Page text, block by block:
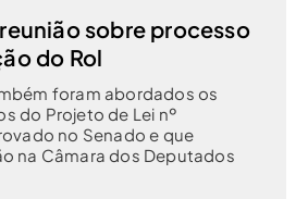
sobre processo
do Rol
foram abordados os
do Projeto de Lei nº
no Senado e que
na Câmara dos Deputados